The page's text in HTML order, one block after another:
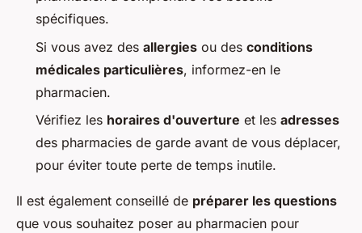
spécifiques.
Si vous avez des allergies ou des conditions
médicales particulières, informez-en le
pharmacien.
Vérifiez les horaires d'ouverture et les adresses
des pharmacies de garde avant de vous déplacer,
pour éviter toute perte de temps inutile.
Il est également conseillé de préparer les questions
que vous souhaitez poser au pharmacien pour